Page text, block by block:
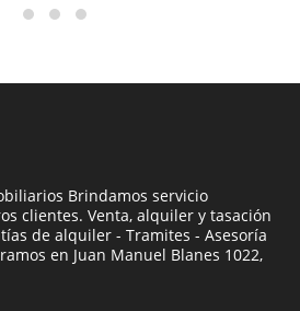
Brindamos servicio
clientes. Venta, alquiler y tasación
de alquiler - Tramites - Asesoría
en Juan Manuel Blanes 1022,